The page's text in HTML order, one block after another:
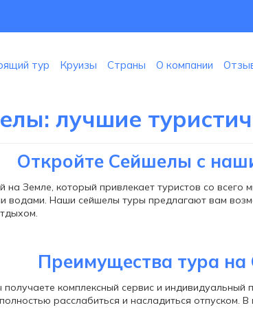
тур Круизы Страны О компании
лучшие
Откройте Сейшелы с
Земле, который привлекает туристов со всего
водами. Наши сейшелы туры предлагают вам
Преимущества тура
комплексный сервис и
расслабиться и насладиться отпуском.